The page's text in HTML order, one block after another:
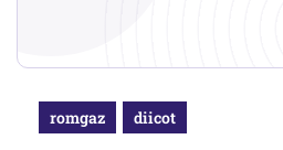
romgaz diicot